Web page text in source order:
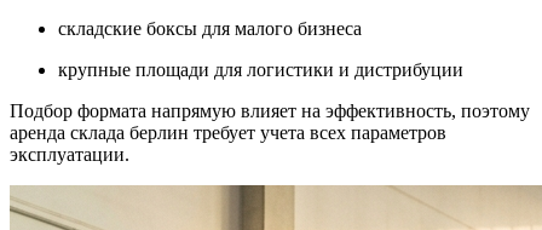
складские боксы для малого бизнеса
крупные площади для логистики и дистрибуции
Подбор формата напрямую влияет на эффективность, поэтому
аренда склада берлин требует учета всех параметров
эксплуатации.